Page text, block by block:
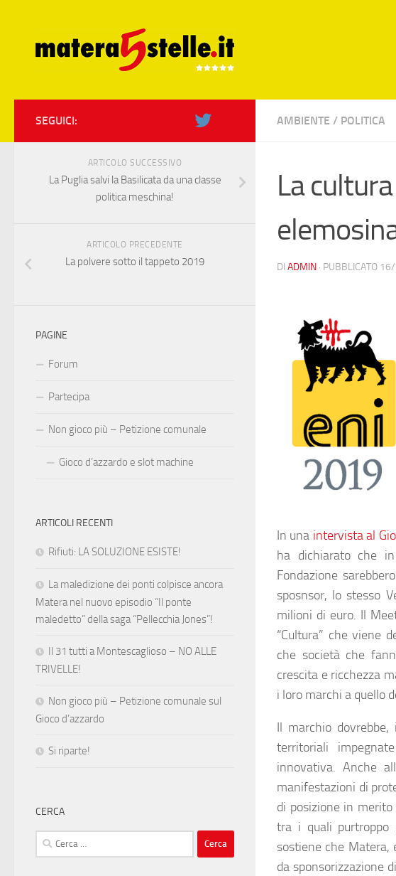
AMBIENTE / POLITICA
La
DI ADMIN · PUBBLICATO
In una intervista al
ha dichiarato che
Fondazione
sposnsor, lo stesso
milioni di euro. Il
“Cultura” che viene
che società che
crescita e ricchezza
i loro marchi a quello
Il marchio
territoriali
innovativa. Anche
manifestazioni di
di posizione in
tra i quali purtroppo
sostiene che Matera,
da sponsorizzazione
SEGUICI:
ARTICOLO SUCCESSIVO
La Puglia salvi la Basilicata da una classe
politica meschina!
ARTICOLO PRECEDENTE
La polvere sotto il tappeto 2019
PAGINE
Forum
Partecipa
Non gioco più – Petizione comunale
Gioco d’azzardo e slot machine
ARTICOLI RECENTI
Rifiuti: LA SOLUZIONE ESISTE!
La maledizione dei ponti colpisce ancora
Matera nel nuovo episodio “Il ponte
maledetto” della saga “Pellecchia Jones”!
Il 31 tutti a Montescaglioso – NO ALLE
TRIVELLE!
Non gioco più – Petizione comunale sul
Gioco d’azzardo
Si riparte!
CERCA
Ricerca
per: